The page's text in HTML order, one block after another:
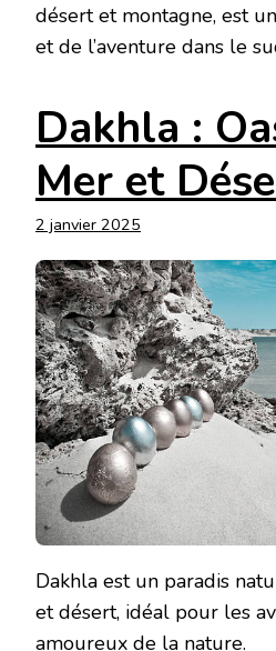
désert et montagne, est
et de l’aventure dans le
Dakhla :
Mer et
2 janvier 2025
Dakhla est un paradis
et désert, idéal pour les
amoureux de la nature.